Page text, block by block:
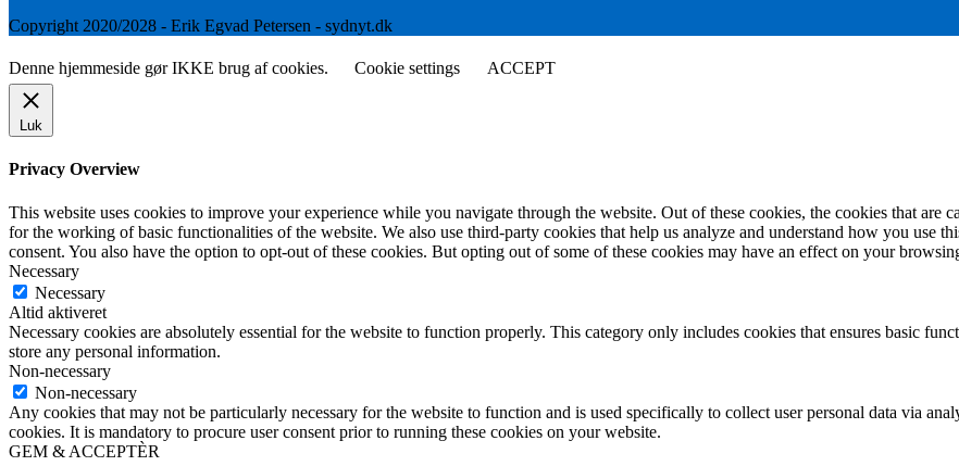
Copyright 2020/2028 - Erik Egvad Petersen - sydnyt.dk
Denne hjemmeside gør IKKE brug af cookies. Cookie settings ACCEPT
Luk
Privacy Overview
This website uses cookies to improve your experience while you navigate through the website. Out of these cookies, the cookies that are
for the working of basic functionalities of the website. We also use third-party cookies that help us analyze and understand how you use
consent. You also have the option to opt-out of these cookies. But opting out of some of these cookies may have an effect on your
Necessary
Necessary
Altid aktiveret
Necessary cookies are absolutely essential for the website to function properly. This category only includes cookies that ensures basic
store any personal information.
Non-necessary
Non-necessary
Any cookies that may not be particularly necessary for the website to function and is used specifically to collect user personal data via
cookies. It is mandatory to procure user consent prior to running these cookies on your website.
GEM & ACCEPTÈR